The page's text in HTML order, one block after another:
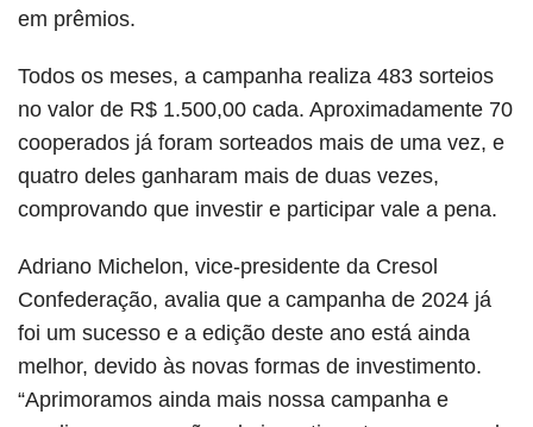
em prêmios.
Todos os meses, a campanha realiza 483 sorteios
no valor de R$ 1.500,00 cada. Aproximadamente 70
cooperados já foram sorteados mais de uma vez, e
quatro deles ganharam mais de duas vezes,
comprovando que investir e participar vale a pena.
Adriano Michelon, vice-presidente da Cresol
Confederação, avalia que a campanha de 2024 já
foi um sucesso e a edição deste ano está ainda
melhor, devido às novas formas de investimento.
“Aprimoramos ainda mais nossa campanha e